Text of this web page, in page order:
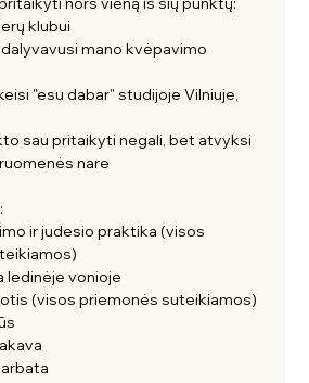
klubui
mano kvėpavimo
"esu dabar" studijoje Vilniuje,
sau pritaikyti negali, bet atvyksi
nare
ir judesio praktika (visos
ledinėje vonioje
(visos priemonės suteikiamos)